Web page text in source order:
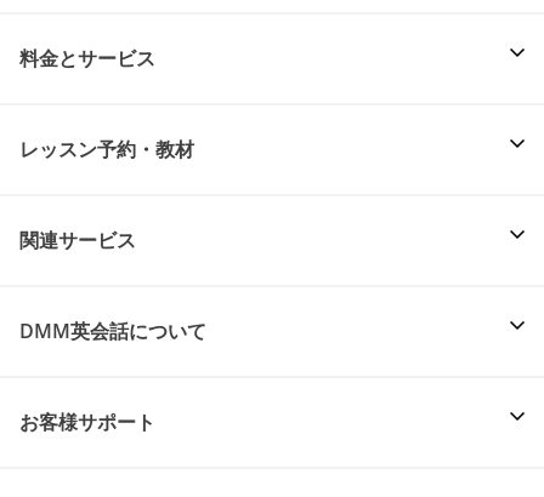
料金とサービス
レッスン予約・教材
関連サービス
DMM英会話について
お客様サポート